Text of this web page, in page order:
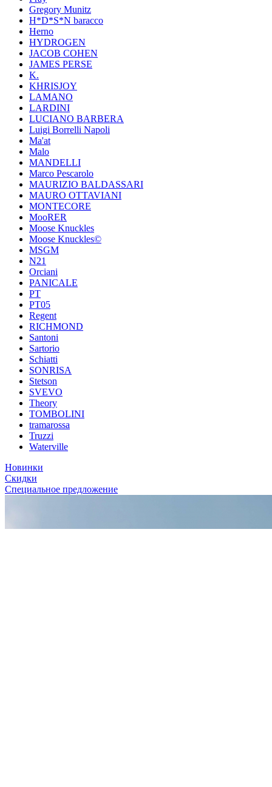
Gregory Munitz
H*D*S*N baracco
Herno
HYDROGEN
JACOB COHEN
JAMES PERSE
K.
KHRISJOY
LAMANO
LARDINI
LUCIANO BARBERA
Luigi Borrelli Napoli
Ma'at
Malo
MANDELLI
Marco Pescarolo
MAURIZIO BALDASSARI
MAURO OTTAVIANI
MONTECORE
MooRER
Moose Knuckles
Moose Knuckles©️
MSGM
N21
Orciani
PANICALE
PT
PT05
Regent
RICHMOND
Santoni
Sartorio
Schiatti
SONRISA
Stetson
SVEVO
Theory
TOMBOLINI
tramarossa
Truzzi
Waterville
Новинки
Скидки
Специальное предложение